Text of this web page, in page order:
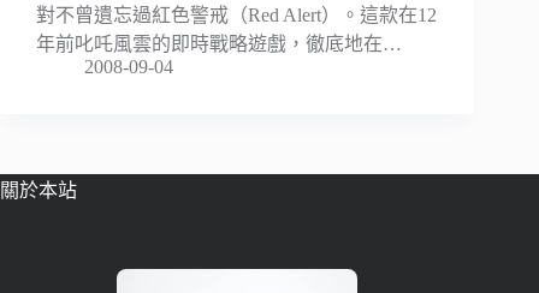
對不曾遺忘過紅色警戒（Red Alert）。這款在12
年前叱吒風雲的即時戰略遊戲，徹底地在…
2008-09-04
關於本站